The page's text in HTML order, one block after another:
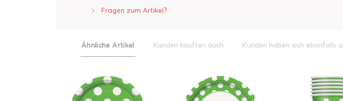
Fragen zum Artikel?
Ähnliche Artikel Kunden kauften auch Kunden haben sich ebenfalls